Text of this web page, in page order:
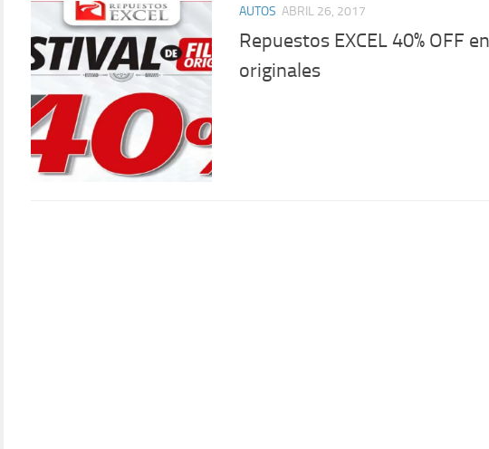
AUTOS ABRIL 26, 2017
Repuestos EXCEL 40% OFF
originales